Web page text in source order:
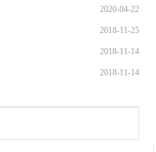
2020-04-22
2018-11-25
2018-11-14
2018-11-14